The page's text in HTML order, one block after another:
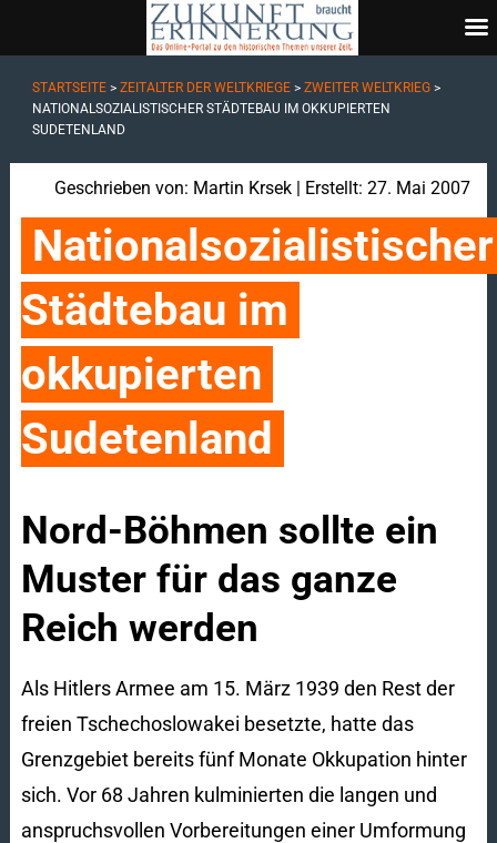
STARTSEITE> ZEITALTER DER WELTKRIEGE> ZWEITER WELTKRIEG>
NATIONALSOZIALISTISCHER STÄDTEBAU IM OKKUPIERTEN
SUDETENLAND
Geschrieben von: Martin Krsek| Erstellt: 27. Mai 2007
Städtebau im
okkupierten
Sudetenland
Nord-Böhmen sollte ein
Muster für das ganze
Reich werden
Als Hitlers Armee am 15. März 1939 den Rest der
freien Tschechoslowakei besetzte, hatte das
Grenzgebiet bereits fünf Monate Okkupation hinter
sich. Vor 68 Jahren kulminierten die langen und
anspruchsvollen Vorbereitungen einer Umformung